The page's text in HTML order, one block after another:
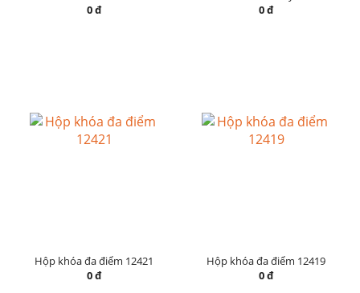
0 đ
0 đ
Hộp khóa đa điểm 12421
0 đ
Hộp khóa đa điểm 12419
0 đ